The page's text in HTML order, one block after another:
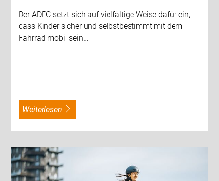
Der ADFC setzt sich auf vielfältige Weise dafür ein,
dass Kinder sicher und selbstbestimmt mit dem
Fahrrad mobil sein…
weiterlesen